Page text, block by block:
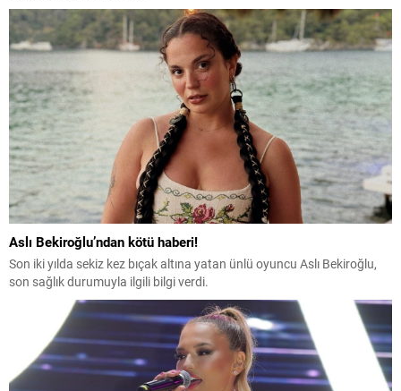
Aslı Bekiroğlu’ndan kötü haberi!
Son iki yılda sekiz kez bıçak altına yatan ünlü oyuncu Aslı Bekiroğlu,
son sağlık durumuyla ilgili bilgi verdi.